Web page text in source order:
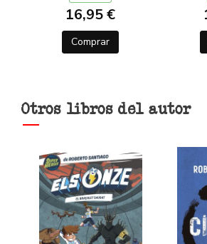
16,95 €
Comprar
Otros libros del autor